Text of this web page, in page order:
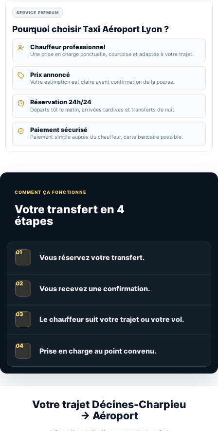
SERVICE PREMIUM
Pourquoi choisir Taxi Aéroport Lyon ?
Chauffeur professionnel
Une prise en charge ponctuelle, courtoise et adaptée à votre trajet.
Prix annoncé
Votre estimation est claire avant confirmation de la course.
Réservation 24h/24
Départs tôt le matin, arrivées tardives et transferts de nuit.
Paiement sécurisé
Paiement simple auprès du chauffeur, carte bancaire possible.
COMMENT ÇA FONCTIONNE
Votre transfert en 4
étapes
Vous réservez votre transfert.
Vous recevez une confirmation.
Le chauffeur suit votre trajet ou votre vol.
Prise en charge au point convenu.
Votre trajet Décines-Charpieu
→ Aéroport